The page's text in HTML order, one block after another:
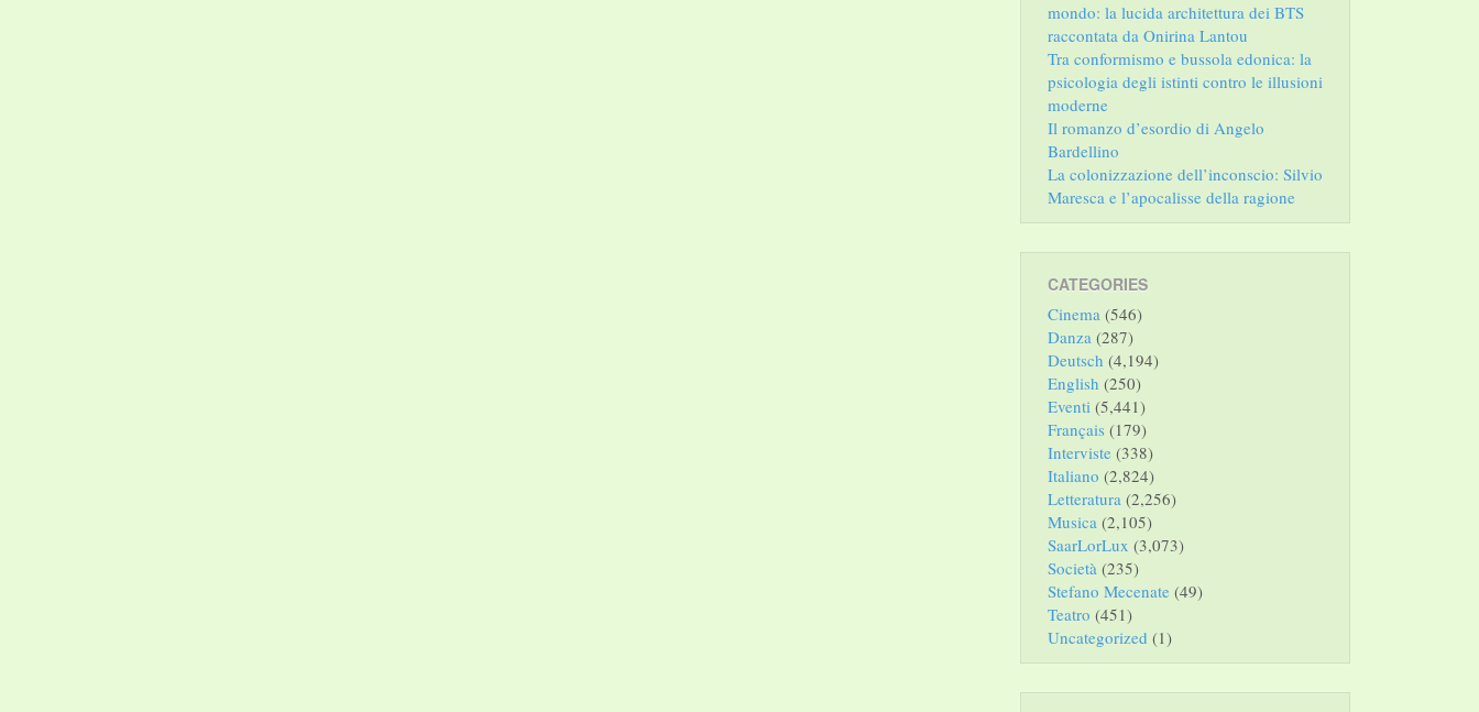
mondo: la lucida architettura dei BTS
raccontata da Onirina Lantou
Tra conformismo e bussola edonica: la
psicologia degli istinti contro le illusioni
moderne
Il romanzo d’esordio di Angelo
Bardellino
La colonizzazione dell’inconscio: Silvio
Maresca e l’apocalisse della ragione
CATEGORIES
Cinema (546)
Danza (287)
Deutsch (4,194)
English (250)
Eventi (5,441)
Français (179)
Interviste (338)
Italiano (2,824)
Letteratura (2,256)
Musica (2,105)
SaarLorLux (3,073)
Società (235)
Stefano Mecenate (49)
Teatro (451)
Uncategorized (1)